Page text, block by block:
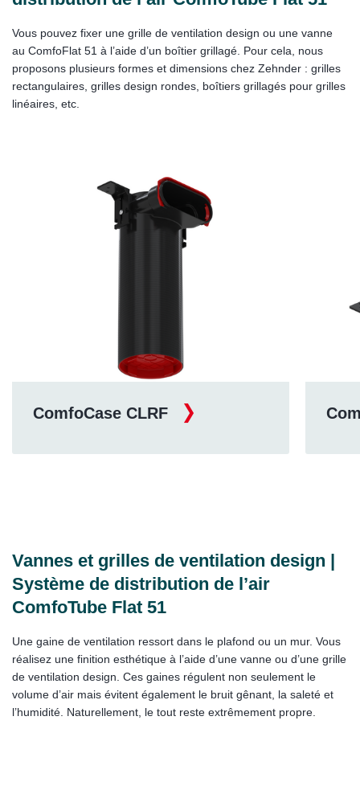
Vous pouvez fixer une grille de ventilation design ou une vanne
au ComfoFlat 51 à l’aide d’un boîtier grillagé. Pour cela, nous
proposons plusieurs formes et dimensions chez Zehnder : grilles
rectangulaires, grilles design rondes, boîtiers grillagés pour grilles
linéaires, etc.
ComfoCase CLRF
Vannes et grilles de ventilation design |
Système de distribution de l’air
ComfoTube Flat 51
Une gaine de ventilation ressort dans le plafond ou un mur. Vous
réalisez une finition esthétique à l’aide d’une vanne ou d’une grille
de ventilation design. Ces gaines régulent non seulement le
volume d’air mais évitent également le bruit gênant, la saleté et
l’humidité. Naturellement, le tout reste extrêmement propre.